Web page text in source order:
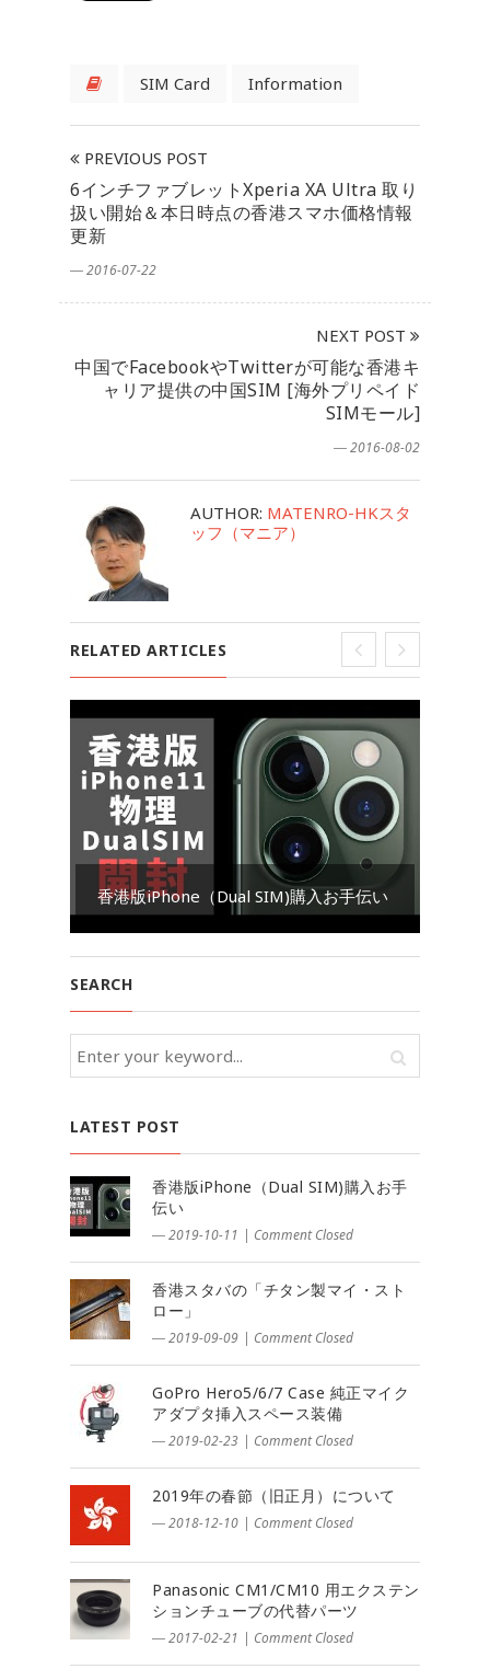
SIM Card Information
PREVIOUS POST
6インチファブレットXperia XA Ultra 取り
扱い開始＆本日時点の香港スマホ価格情報
更新
― 2016-07-22
NEXT POST
中国でFacebookやTwitterが可能な香港キ
ャリア提供の中国SIM [海外プリペイド
SIMモール]
― 2016-08-02
AUTHOR: MATENRO-HKスタ
ッフ（マニア）
RELATED ARTICLES
香港版iPhone（Dual SIM)購入お手伝い
SEARCH
LATEST POST
香港版iPhone（Dual SIM)購入お手
伝い
― 2019-10-11 | Comment Closed
香港スタバの「チタン製マイ・スト
ロー」
― 2019-09-09 | Comment Closed
GoPro Hero5/6/7 Case 純正マイク
アダプタ挿入スペース装備
― 2019-02-23 | Comment Closed
2019年の春節（旧正月）について
― 2018-12-10 | Comment Closed
Panasonic CM1/CM10 用エクステン
ションチューブの代替パーツ
― 2017-02-21 | Comment Closed